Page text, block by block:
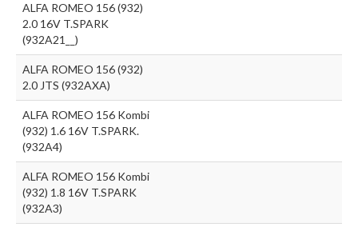
ALFA ROMEO 156 (932)
2.0 16V T.SPARK
(932A21__)
ALFA ROMEO 156 (932)
2.0 JTS (932AXA)
ALFA ROMEO 156 Kombi
(932) 1.6 16V T.SPARK.
(932A4)
ALFA ROMEO 156 Kombi
(932) 1.8 16V T.SPARK
(932A3)